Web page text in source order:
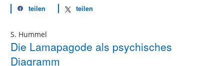
teilen teilen
S. Hummel
Die Lamapagode als psychisches
Diagramm